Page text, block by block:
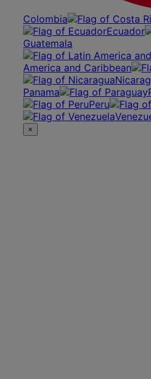
Colombia
Ecuador
Guatemala
America and Caribbean
Panama
Peru
×